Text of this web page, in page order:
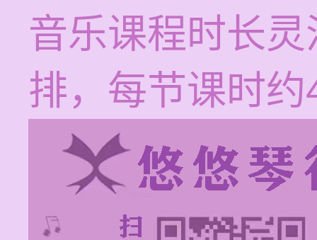
音乐课程时长
排，每节课时